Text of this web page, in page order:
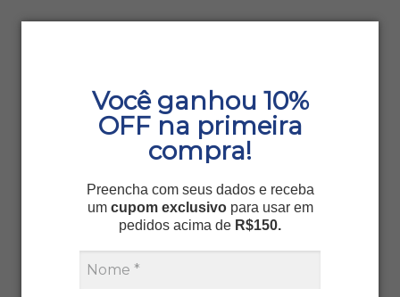
Você ganhou 10%
OFF na primeira
compra!
Preencha com seus dados e receba
um cupom exclusivopara usar em
pedidos acima de R$150.